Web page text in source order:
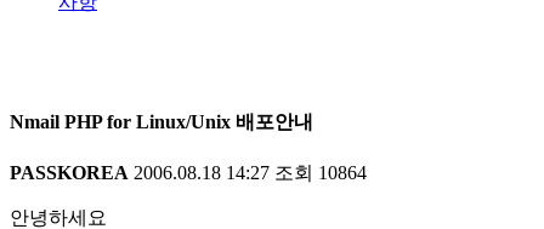
Nmail PHP for Linux/Unix 배포안내
PASSKOREA 2006.08.18 14:27 조회 10864
안녕하세요